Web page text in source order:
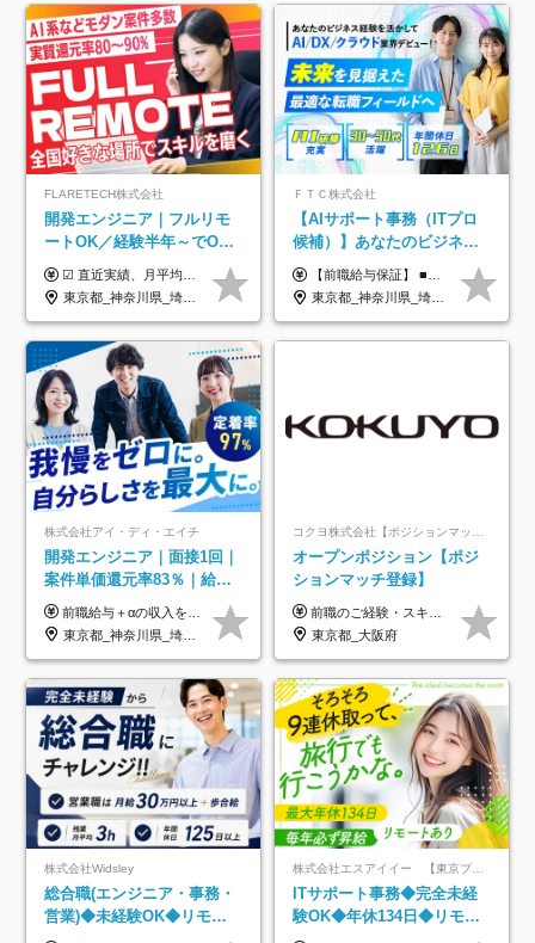
FLARETECH株式会社
開発エンジニア｜フルリモ
ートOK／経験半年～でOK
／実質還元率80～90%／前
給保証／AI系など最先端案
件多数
☑︎ 直近実績、月平均17,000円の昇給 ☑︎ 前職給与100%保証 ☑︎ 実質還元率80～90% ☑︎ 待機時も給与は満額支給 月給35万円～70万円＋交通費など各種手当 ※想定年収：4,200,000円～10,560,000円 ※経験・能力等を考慮の上で決定します。 ※上記金額には、みなし残業手当（50時間分・104,000円～212,000円）を含みます。超過分は別途追加支給します。 ┗残業時間は月平均10時間、多い時でも20時間程度と安定しております ★単価連動型の給与体系ではないため、万が一待機になってもその間の給与は満額支給しています。 ＜1年間の昇給事例をご紹介！＞ ・20代/フロントエンドエンジニア：月給274,000円→月給362,000円（＋88,000円/月） ・20代/iOSエンジニア：月給237,000円→月給287,000円（＋50,000円/月） ・20代/Androidエンジニア：月給316,000円→月給374,000円（＋58,000円/月） ・30代/Javaエンジニア（上流）：月給340,000円→月給418,000円（＋78,000円/月） ・30代/PMO：月給340,000円→月給418,000円（＋78,000円/月）
東京都_神奈川県_埼玉県_千葉県_大阪府_愛知県_北海道_青森県_岩手県_宮城県_秋田県_山形県_福島県_茨城県_栃木県_群馬県_新潟県_山梨県_長野県_富山県_石川県_福井県_静岡県_岐阜県_三重県_兵庫県_京都府_滋賀県_奈良県_和歌山県_広島県_岡山県_鳥取県_島根県_山口県_徳島県_香川県_愛媛県_高知県_福岡県_熊本県_佐賀県_長崎県_大分県_宮崎県_鹿児島県_沖縄県
ＦＴＣ株式会社
【AIサポート事務（ITプロ
候補）】あなたのビジネス
経験をAI業界で活かす◆IT
未経験OK◆目指せるコンサ
ル
【前職給与保証】 ■未経験者： 月給30万円～35万円 ■ローキャリア（経験目安1年程度）： 月給35万円～40万円 ■経験者（経験目安3年以上）： 月給40万円～60万円 ■即戦力（経験目安5年以上）： 月給45万円～80万円 ※上記金額には固定残業代30時間分 【未経験者5万5000円～7万3000円、 ローキャリア6万4000円～7万3000円、 経験者5万8000円～10万9000円、 即戦力8万2000円～14万5000円】を含みます。 ※30時間を超える場合は追加で全額支給します。 ※経験・能力・前職給与などを総合的に評価したうえでご納得いただけるよう個別決定。 未経験者の場合、前職給与とポテンシャルを査定のうえ決定いたします。 ※日本国内でのIT業界経験、または同等の実務経験と能力に応じて決定します。 ※前職給与は日本円かつ、日本国内での実績に基づき評価します。 【納得の評価システム】 ★クォーター毎に査定する評価制度導入！ 明確な評価基準で翌年度年収を上げましょう！ ★評価対象期間に在籍中のほとんどの社員が昇給し 年収アップを実現しています！ ★様々なインセンティブ制度を用意し多角的に正当評価しています！ ※試用期間6カ月（期間中の待遇等に差異なし）
東京都_神奈川県_埼玉県_千葉県
株式会社アイ・ディ・エイチ
開発エンジニア｜面接1回｜
案件単価還元率83％｜給与
UP保証｜年休140日｜在宅
利用率9割｜独立支援・副業
制度
前職給与＋αの収入を保証 月給42万円～120万円＋各種手当＋賞与 給与基準が明確かつ高還元です。 一人ひとりが安定した環境のもと、長く活躍できる職場を目指しています。 ※平均年収650万円 ・還元率83％ ・各種手当について 職能手当／職務手当／資格手当／営業手当 など ※前職での経験・能力、給与などを考慮の上、当社規定により優遇いたします ※試用期間あり（3ヶ月／期間中の条件に変動はありません） ※上記金額には固定残業代（78,948円～225,564円/月30時間分）を含みます 超過分は別途全額支給いたします ・年収UPを保証 過去には転職時に〈年収200万円UP〉したエンジニアも在籍しています。入社時だけでなく、入社後も安心の給与水準で働ける環境です。キャリアや技術力が正当に評価されていないと感じていたら、一度面接でお話ししましょう！ 当社では管理職の人数は最低限にし、無駄な管理をしません。その費用削減分を社員の給与に還元しています！
東京都_神奈川県_埼玉県_千葉県_大阪府_愛知県_北海道_青森県_岩手県_宮城県_秋田県_山形県_福島県_茨城県_栃木県_群馬県_新潟県_山梨県_長野県_富山県_石川県_福井県_静岡県_岐阜県_三重県_兵庫県_京都府_滋賀県_奈良県_和歌山県_広島県_岡山県_鳥取県_島根県_山口県_徳島県_香川県_愛媛県_高知県_福岡県_熊本県_佐賀県_長崎県_大分県_宮崎県_鹿児島県_沖縄県
オープンポジション【ポジ
ションマッチ登録】
前職のご経験・スキル等を考慮して決定します。
東京都_大阪府
株式会社Widsley
総合職(エンジニア・事務・
営業)◆未経験OK◆リモー
トあり◆残業月3h◆服装髪
株式会社エスアイイー 【東京プロマーケット上場】
ITサポート事務◆完全未経
験OK◆年休134日◆リモー
トOK◆残業月7h以下◆賞与